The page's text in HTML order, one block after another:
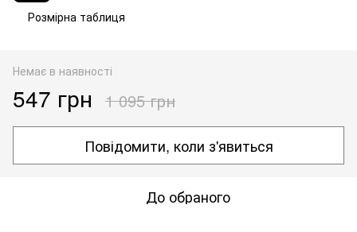
Розмірна таблиця
Немає в наявності
547 грн 1 095 грн
Повідомити, коли з'явиться
До обраного